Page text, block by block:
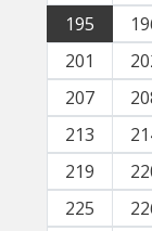
195
201
207
213
219
225